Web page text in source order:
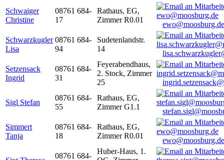
Schwaiger
Christine
08761 684-
17
Rathaus, EG,
Zimmer R0.01
ewo@moosburg.de
Schwarzkugler
Lisa
08761 684-
94
Sudetenlandstr.
14
Setzensack
Ingrid
08761 684-
31
Feyerabendhaus,
2. Stock, Zimmer
25
Sigl Stefan
08761 684-
55
Rathaus, EG,
Zimmer G1.1
Simmert
Tanja
08761 684-
18
Rathaus, EG,
Zimmer R0.01
ewo@moosburg.de
08761 684-
Huber-Haus, 1.